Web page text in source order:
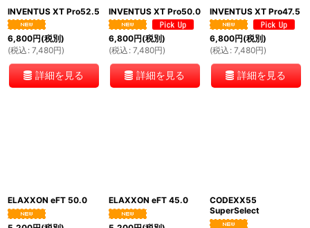
INVENTUS XT Pro52.5
6,800円(税別)
(税込 : 7,480円)
詳細を見る
INVENTUS XT Pro50.0
6,800円(税別)
(税込 : 7,480円)
詳細を見る
INVENTUS XT Pro47.5
6,800円(税別)
(税込 : 7,480円)
詳細を見る
ELAXXON eFT 50.0 ELAXXON eFT 45.0
CODEXX55
SuperSelect